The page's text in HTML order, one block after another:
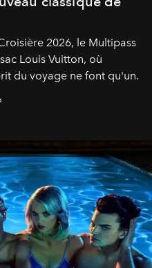
2026, le Multipass
Louis Vuitton, où
du voyage ne font qu'un.